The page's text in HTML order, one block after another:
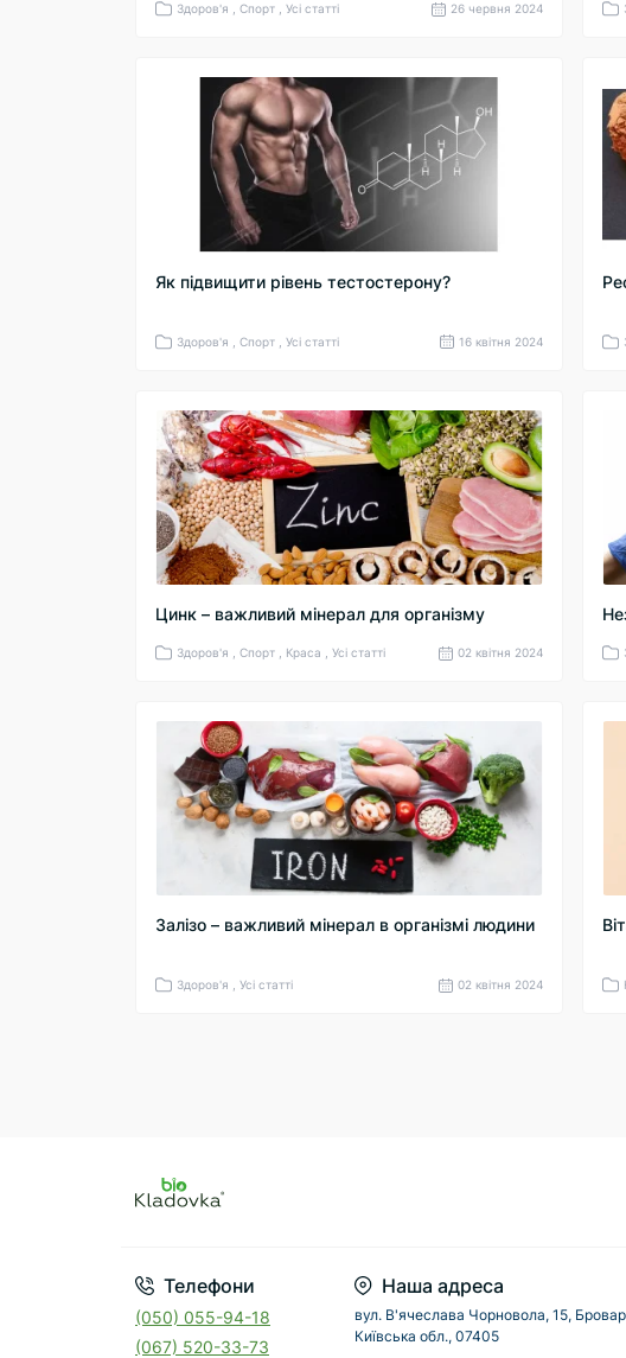
Здоров'я , Спорт , Усі статті 26 червня 2024
Як підвищити рівень тестостерону?
Здоров'я , Спорт , Усі статті 16 квітня 2024
Цинк – важливий мінерал для організму
Здоров'я , Спорт , Краса , Усі статті 02 квітня 2024
Залізо – важливий мінерал в організмі людини
Здоров'я , Усі статті 02 квітня 2024
Телефони
(050) 055-94-18
(067) 520-33-73
Наша адреса
вул. В'ячеслава Чорновола, 15,
Київська обл., 07405